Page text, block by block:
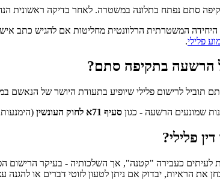
סתם נפתח בתלונה במשטרה. לאחר בדיקה ראשונית
המשטרתית הרלוונטית מחליטות אם להגיש כתב
פלילי.
הרשעה בתקיפה סתם?
תוביל לרישום פלילי שיופיע בתעודת היושר של הנאשם
שמונעים הרשעה - כגון סעיף 71א לחוק העונשין
פלילי?
כעבירה "קטנה", אך השלכותיה - בעיקר הרישום
את הראיות, יבדוק אם ניתן לטעון לזוטי דברים או